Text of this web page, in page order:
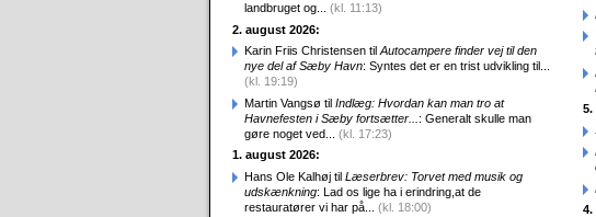
landbruget og... (kl. 11:13)
2. august 2026:
Karin Friis Christensen til Autocampere finder vej til den
nye del af Sæby Havn: Syntes det er en trist udvikling til...
(kl. 19:19)
Martin Vangsø til Indlæg: Hvordan kan man tro at
Havnefesten i Sæby fortsætter... : Generalt skulle man
gøre noget ved... (kl. 17:23)
1. august 2026:
Hans Ole Kalhøj til Læserbrev: Torvet med musik og
udskænkning: Lad os lige ha i erindring,at de
restauratører vi har på... (kl. 18:00)
5.
4.